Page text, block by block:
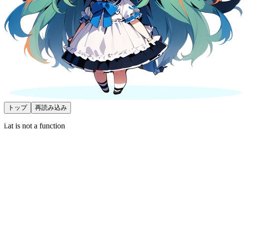
トップ 再読み込み
i.at is not a function